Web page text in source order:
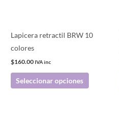
Lapicera retractil BRW 10
colores
$160.00 IVA inc
Seleccionar opciones
pueden
la